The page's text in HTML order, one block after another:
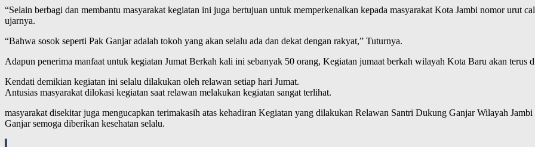
“Selain berbagi dan membantu masyarakat kegiatan ini juga bertujuan untuk memperkenalkan kepada masyarakat Kota Jambi nomor urut
ujarnya.
“Bahwa sosok seperti Pak Ganjar adalah tokoh yang akan selalu ada dan dekat dengan rakyat,” Tuturnya.
Adapun penerima manfaat untuk kegiatan Jumat Berkah kali ini sebanyak 50 orang, Kegiatan jumaat berkah wilayah Kota Baru akan terus
Kendati demikian kegiatan ini selalu dilakukan oleh relawan setiap hari Jumat.
Antusias masyarakat dilokasi kegiatan saat relawan melakukan kegiatan sangat terlihat.
masyarakat disekitar juga mengucapkan terimakasih atas kehadiran Kegiatan yang dilakukan Relawan Santri Dukung Ganjar Wilayah
Ganjar semoga diberikan kesehatan selalu.